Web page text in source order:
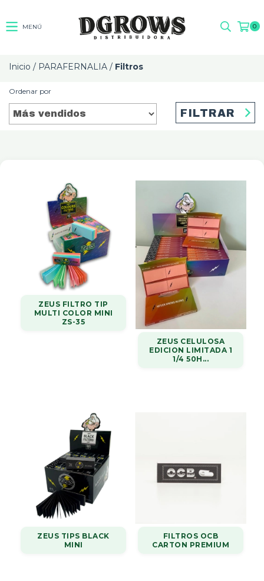
MENÚ 0
Inicio / PARAFERNALIA / Filtros
Ordenar por
FILTRAR
ZEUS FILTRO TIP
MULTI COLOR MINI
ZS-35
ZEUS CELULOSA
EDICION LIMITADA 1
1/4 50H...
ZEUS TIPS BLACK
MINI
FILTROS OCB
CARTON PREMIUM